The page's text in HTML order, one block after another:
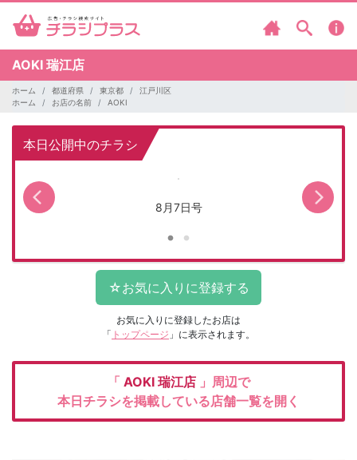
AOKI 瑞江店
ホーム 都道府県 東京都
江戸川区
ホーム
お店の名前 AOKI
本日公開中のチラシ
8月7日号
お気に入りに登録したお店は
「 トップページ 」に表示されます。
「 AOKI 瑞江店 」周辺で
本日チラシを掲載している店舗一覧を開く